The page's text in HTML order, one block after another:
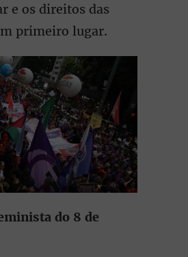
e os direitos das
primeiro lugar.
do 8 de